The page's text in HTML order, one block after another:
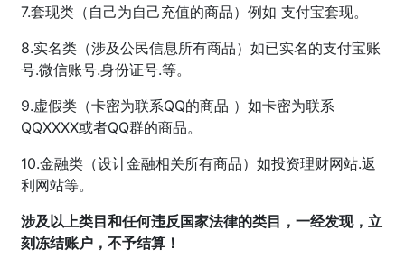
7.套现类（自己为自己充值的商品）例如 支付宝套现。
8.实名类（涉及公民信息所有商品）如已实名的支付宝账
号.微信账号.身份证号.等。
9.虚假类（卡密为联系QQ的商品 ）如卡密为联系
QQXXXX或者QQ群的商品。
10.金融类（设计金融相关所有商品）如投资理财网站.返
利网站等。
涉及以上类目和任何违反国家法律的类目，一经发现，立
刻冻结账户，不予结算！